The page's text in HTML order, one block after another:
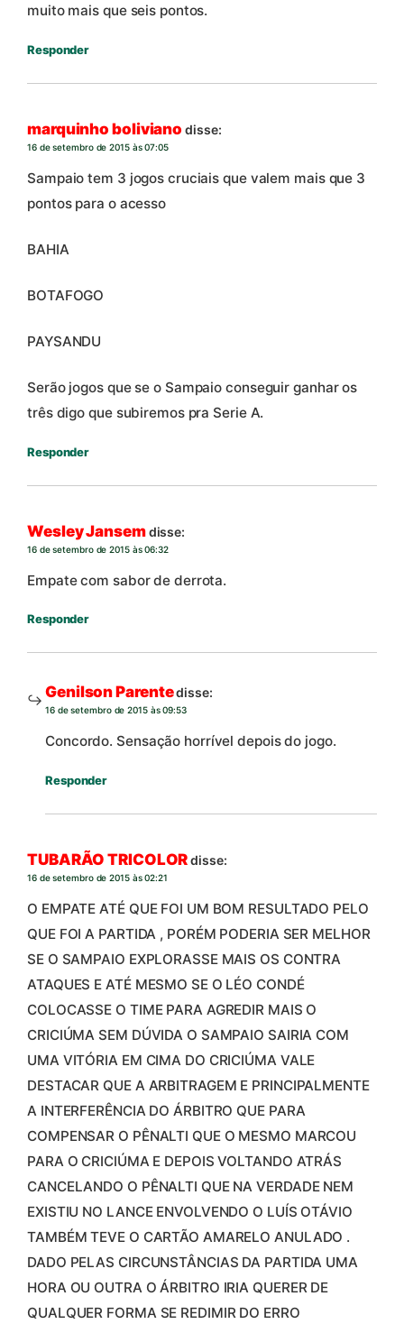
muito mais que seis pontos.
Responder
marquinho boliviano disse:
16 de setembro de 2015 às 07:05
Sampaio tem 3 jogos cruciais que valem mais que 3
pontos para o acesso
BAHIA
BOTAFOGO
PAYSANDU
Serão jogos que se o Sampaio conseguir ganhar os
três digo que subiremos pra Serie A.
Responder
Wesley Jansemdisse:
16 de setembro de 2015 às 06:32
Empate com sabor de derrota.
Responder
Genilson Parentedisse:
16 de setembro de 2015 às 09:53
Concordo. Sensação horrível depois do jogo.
Responder
TUBARÃO TRICOLORdisse:
16 de setembro de 2015 às 02:21
O EMPATE ATÉ QUE FOI UM BOM RESULTADO PELO
QUE FOI A PARTIDA , PORÉM PODERIA SER MELHOR
SE O SAMPAIO EXPLORASSE MAIS OS CONTRA
ATAQUES E ATÉ MESMO SE O LÉO CONDÉ
COLOCASSE O TIME PARA AGREDIR MAIS O
CRICIÚMA SEM DÚVIDA O SAMPAIO SAIRIA COM
UMA VITÓRIA EM CIMA DO CRICIÚMA VALE
DESTACAR QUE A ARBITRAGEM E PRINCIPALMENTE
A INTERFERÊNCIA DO ÁRBITRO QUE PARA
COMPENSAR O PÊNALTI QUE O MESMO MARCOU
PARA O CRICIÚMA E DEPOIS VOLTANDO ATRÁS
CANCELANDO O PÊNALTI QUE NA VERDADE NEM
EXISTIU NO LANCE ENVOLVENDO O LUÍS OTÁVIO
TAMBÉM TEVE O CARTÃO AMARELO ANULADO .
DADO PELAS CIRCUNSTÂNCIAS DA PARTIDA UMA
HORA OU OUTRA O ÁRBITRO IRIA QUERER DE
QUALQUER FORMA SE REDIMIR DO ERRO